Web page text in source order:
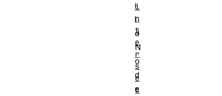
i
l
d
N
o
d
e
i
n
t
e
r
s
e
c